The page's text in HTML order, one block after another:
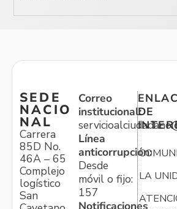
SEDE
NACIO
NAL
Carrera
85D No.
46A – 65
Complejo
logístico
San
Correo
institucional:
Línea
anticorrupción:
Desde
móvil o fijo:
157
DE
LA